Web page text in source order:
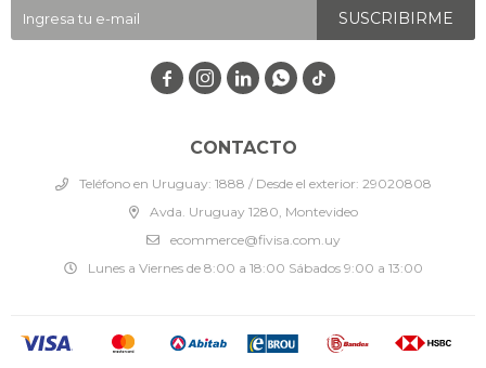
CONTACTO
Teléfono en Uruguay: 1888 / Desde el exterior: 29020808
Avda. Uruguay 1280, Montevideo
ecommerce@fivisa.com.uy
Lunes a Viernes de 8:00 a 18:00 Sábados 9:00 a 13:00
SUSCRIBIRME
   